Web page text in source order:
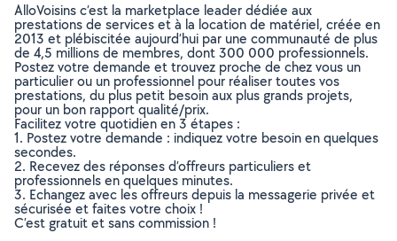
AlloVoisins c’est la marketplace leader dédiée aux
prestations de services et à la location de matériel, créée en
2013 et plébiscitée aujourd’hui par une communauté de plus
de 4,5 millions de membres, dont 300 000 professionnels.
Postez votre demande et trouvez proche de chez vous un
particulier ou un professionnel pour réaliser toutes vos
prestations, du plus petit besoin aux plus grands projets,
pour un bon rapport qualité/prix.
Facilitez votre quotidien en 3 étapes :
1. Postez votre demande : indiquez votre besoin en quelques
secondes.
2. Recevez des réponses d’offreurs particuliers et
professionnels en quelques minutes.
3. Echangez avec les offreurs depuis la messagerie privée et
sécurisée et faites votre choix !
C’est gratuit et sans commission !